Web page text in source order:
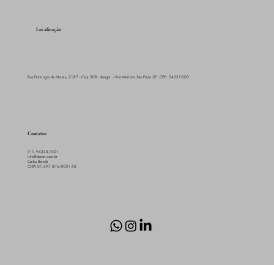
Localização
Rua Domingos de Morais, 2187 - Conj 308 - Xangai - Vila Mariana São Paulo -SP - CEP.: 04035-000
Contatos
(11) 94334-1001
info@abran.com.br
Carlos Berzöti
CNPJ 01.497.876/0001-58